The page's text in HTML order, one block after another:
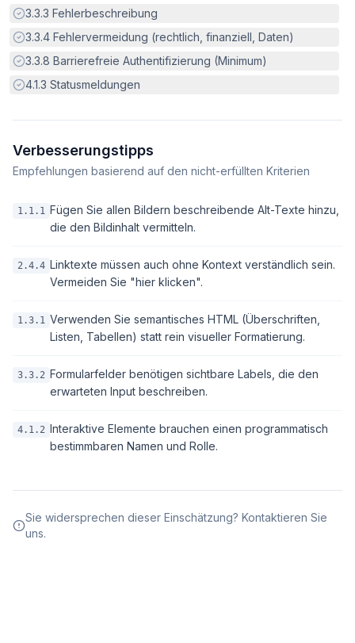
Erfüllt:
3.3.3 Fehlerbeschreibung
Erfüllt:
3.3.4 Fehlervermeidung (rechtlich, finanziell, Daten)
Erfüllt:
3.3.8 Barrierefreie Authentifizierung (Minimum)
Erfüllt:
4.1.3 Statusmeldungen
Verbesserungstipps
Empfehlungen basierend auf den nicht-erfüllten Kriterien
1.1.1 Fügen Sie allen Bildern beschreibende Alt-Texte hinzu,
die den Bildinhalt vermitteln.
2.4.4 Linktexte müssen auch ohne Kontext verständlich sein.
Vermeiden Sie "hier klicken".
1.3.1 Verwenden Sie semantisches HTML (Überschriften,
Listen, Tabellen) statt rein visueller Formatierung.
3.3.2 Formularfelder benötigen sichtbare Labels, die den
erwarteten Input beschreiben.
4.1.2 Interaktive Elemente brauchen einen programmatisch
bestimmbaren Namen und Rolle.
Sie widersprechen dieser Einschätzung? Kontaktieren Sie
uns.